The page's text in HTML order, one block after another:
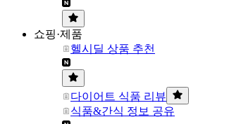
쇼핑·제품
헬시딜 상품 추천
다이어트 식품 리뷰
식품&간식 정보 공유